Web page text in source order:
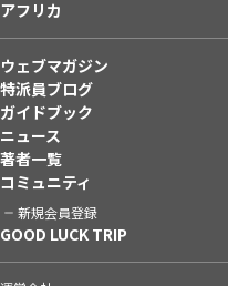
アフリカ
ウェブマガジン
特派員ブログ
ガイドブック
ニュース
著者一覧
コミュニティ
新規会員登録
GOOD LUCK TRIP